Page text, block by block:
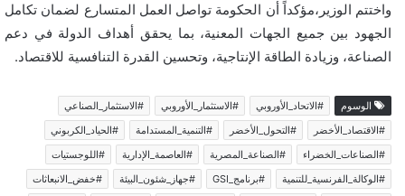
واختتم الوزير،مؤكداً أن الحكومة تواصل العمل المتسارع لضمان تكامل
الجهود بين جميع الجهات المعنية، بما يحقق أهداف الدولة في دعم
الصناعة، وزيادة الطاقة الإنتاجية، وتحسين القدرة التنافسية للاقتصاد.
الوسوم #الاتحاد_الأوروبي #الاستثمار_الأوروبي
#الاستثمار_الصناعي
#الاقتصاد_الأخضر
#التحول_الأخضر #التنمية_المستدامة
#الحياد_الكربوني
#الصناعات_الخضراء
#الصناعة_المصرية #العاصمة_الإدارية
#اللوجستيات
#الوكالة_الفرنسية_للتنمية
#برنامج_GSI #جهاز_شئون_البيئة
#خفض_الانبعاثات